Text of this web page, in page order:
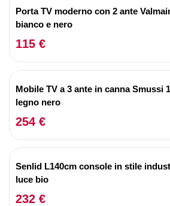
Porta TV moderno con 2 ante
bianco e nero
115 €
Mobile TV a 3 ante in canna Smussi
legno nero
254 €
Senlid L140cm console in stile
luce bio
232 €